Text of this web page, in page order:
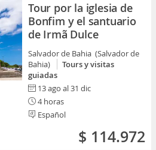
Tour por la iglesia de
Bonfim y el santuario
de Irmã Dulce
Salvador de Bahia (Salvador de
Bahia)
Tours y visitas
guiadas
13 ago al 31 dic
4 horas
Español
$ 114.972